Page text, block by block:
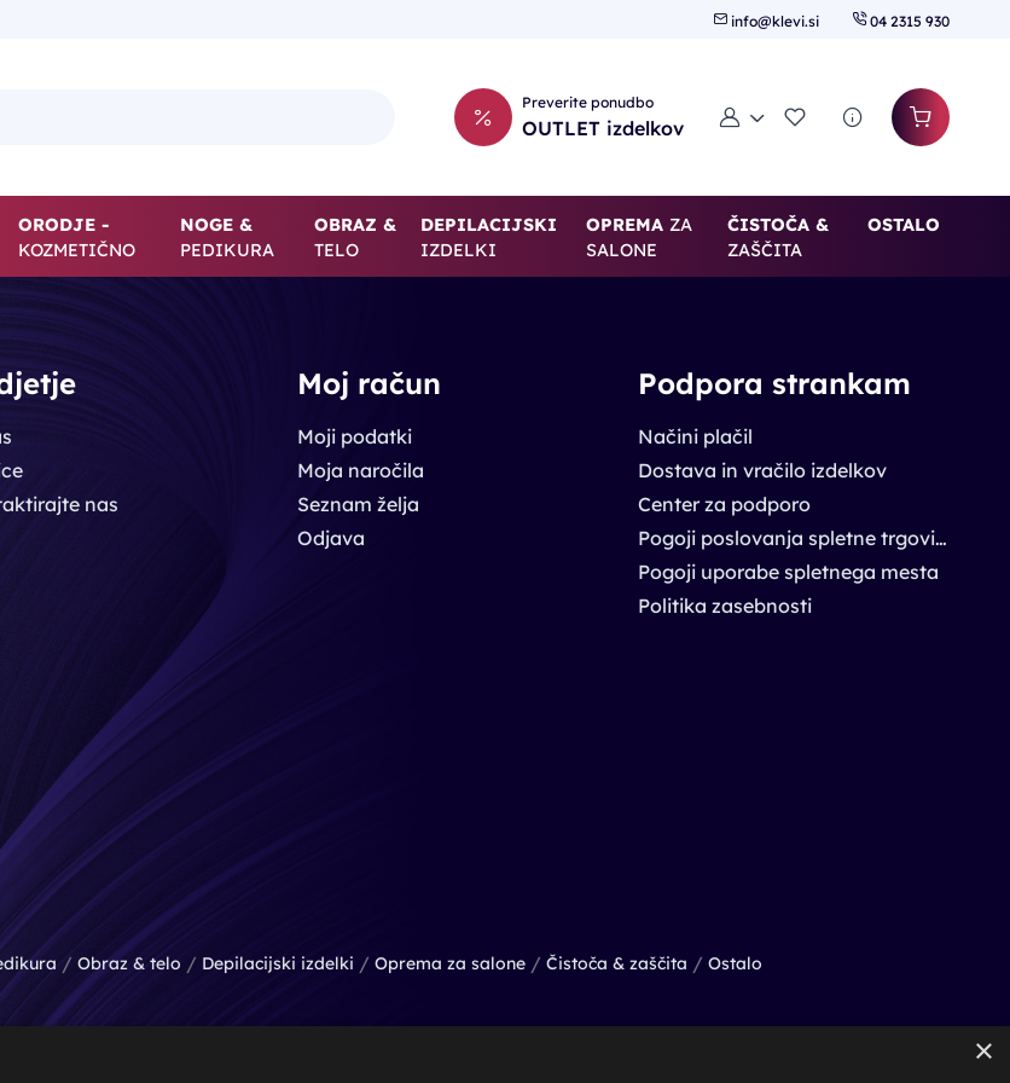
info@klevi.si 04 2315 930
Preverite ponudbo
OUTLET izdelkov Moj računSeznam želja
ORODJE -
KOZMETIČNO
NOGE &
PEDIKURA
OBRAZ &
TELO
DEPILACIJSKI
IZDELKI
OPREMAZA
SALONE
ČISTOČA &
ZAŠČITA
OSTALO
nas
Moj račun
Moji podatki
Moja naročila
Seznam želja
Odjava
Podpora strankam
Načini plačil
Dostava in vračilo izdelkov
Center za podporo
Pogoji poslovanja spletne trgovine
Pogoji uporabe spletnega mesta
Politika zasebnosti
/ Obraz & telo / Depilacijski izdelki / Oprema za salone / Čistoča & zaščita / Ostalo
×